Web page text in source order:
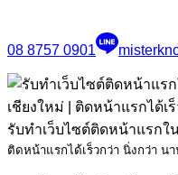
08 8757 0901
รับทำเว็บไซต์ติดหน้าแรกใ
ติดหน้าแรกได้เร็วกว่า นิ่งกว่า นา